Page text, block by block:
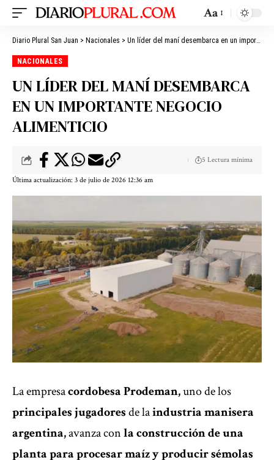
Aa
Diario Plural San Juan > Nacionales > Un líder del maní desembarca en un importante negocio alimenticio
NACIONALES
UN LÍDER DEL MANÍ DESEMBARCA
EN UN IMPORTANTE NEGOCIO
ALIMENTICIO
Última actualización: 3 de julio de 2026 12:36 am
5 Lectura mínima
La empresacordobesa Prodeman,uno de los
principales jugadoresde laindustria manisera
argentina,avanza conla construcción de una
planta para procesar maíz y producir sémolas